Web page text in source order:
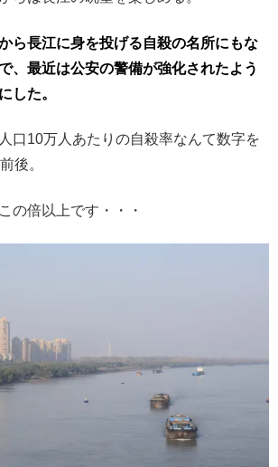
ら長江に身を投げる自殺の名所にもな
、最近は公安の警備が強化されたよう
した。
口10万人あたりの自殺率なんて数字を
後。
の倍以上です・・・